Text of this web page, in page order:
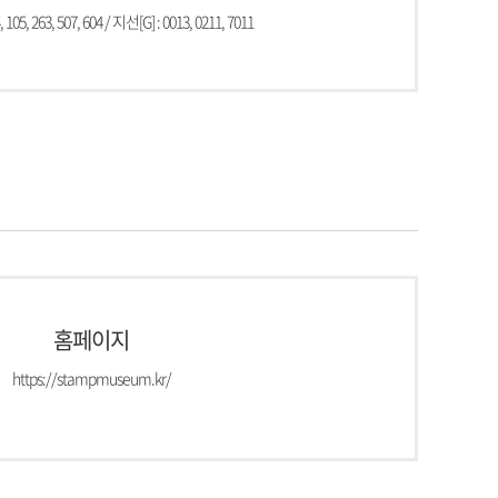
263, 507, 604 / 지선[G] : 0013, 0211, 7011
홈페이지
https://stampmuseum.kr/